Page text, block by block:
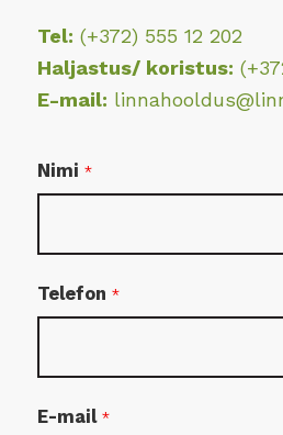
Tel: (+372) 555 12 202
Haljastus/ koristus:
E-mail:
Nimi *
Telefon *
E-mail *